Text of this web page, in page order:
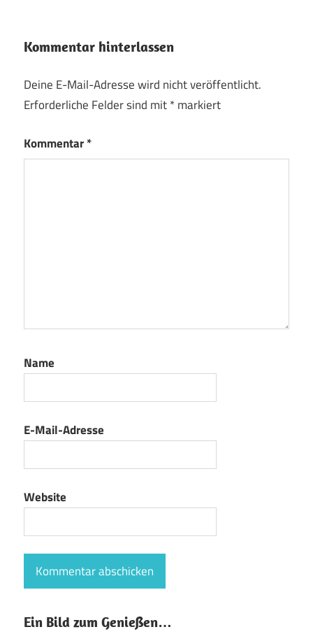
Kommentar hinterlassen
Deine E-Mail-Adresse wird nicht veröffentlicht.
Erforderliche Felder sind mit*markiert
Kommentar*
Name
E-Mail-Adresse
Website
Ein Bild zum Genießen…